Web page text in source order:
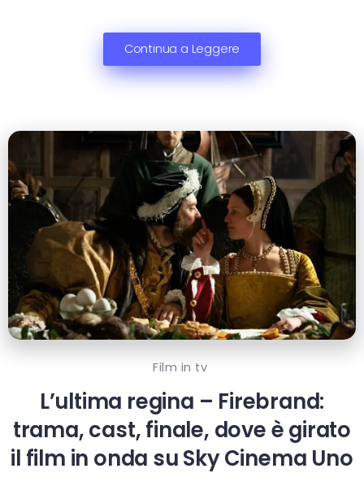
Continua a Leggere
Film in tv
L’ultima regina – Firebrand:
trama, cast, finale, dove è girato
il film in onda su Sky Cinema Uno